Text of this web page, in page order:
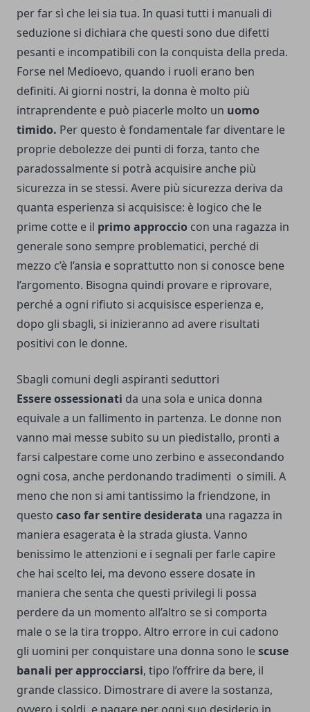
per far sì che lei sia tua. In quasi tutti i manuali di
seduzione si dichiara che questi sono due difetti
pesanti e incompatibili con la conquista della preda.
Forse nel Medioevo, quando i ruoli erano ben
definiti. Ai giorni nostri, la donna è molto più
intraprendente e può piacerle molto un uomo
timido. Per questo è fondamentale far diventare le
proprie debolezze dei punti di forza, tanto che
paradossalmente si potrà acquisire anche più
sicurezza in se stessi. Avere più sicurezza deriva da
quanta esperienza si acquisisce: è logico che le
prime cotte e il primo approccio con una ragazza in
generale sono sempre problematici, perché di
mezzo c’è l’ansia e soprattutto non si conosce bene
l’argomento. Bisogna quindi provare e riprovare,
perché a ogni rifiuto si acquisisce esperienza e,
dopo gli sbagli, si inizieranno ad avere risultati
positivi con le donne.
Sbagli comuni degli aspiranti seduttori
Essere ossessionati da una sola e unica donna
equivale a un fallimento in partenza. Le donne non
vanno mai messe subito su un piedistallo, pronti a
farsi calpestare come uno zerbino e assecondando
ogni cosa, anche perdonando tradimenti o simili. A
meno che non si ami tantissimo la friendzone, in
questo caso far sentire desiderata una ragazza in
maniera esagerata è la strada giusta. Vanno
benissimo le attenzioni e i segnali per farle capire
che hai scelto lei, ma devono essere dosate in
maniera che senta che questi privilegi li possa
perdere da un momento all’altro se si comporta
male o se la tira troppo. Altro errore in cui cadono
gli uomini per conquistare una donna sono lescuse
banali per approcciarsi, tipo l’offrire da bere, il
grande classico. Dimostrare di avere la sostanza,